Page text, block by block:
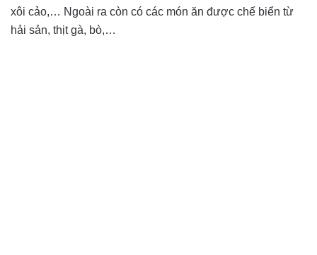
xôi cảo,… Ngoài ra còn có các món ăn được chế biển từ
hải sản, thịt gà, bò,…